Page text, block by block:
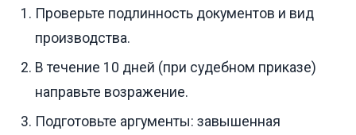
Проверьте подлинность документов и вид
производства.
В течение 10 дней (при судебном приказе)
направьте возражение.
Подготовьте аргументы: завышенная